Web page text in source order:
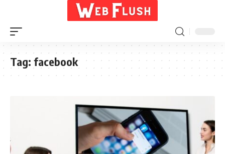
Tag:facebook